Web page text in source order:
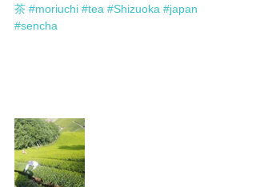
茶 #moriuchi #tea #Shizuoka #japan
#sencha